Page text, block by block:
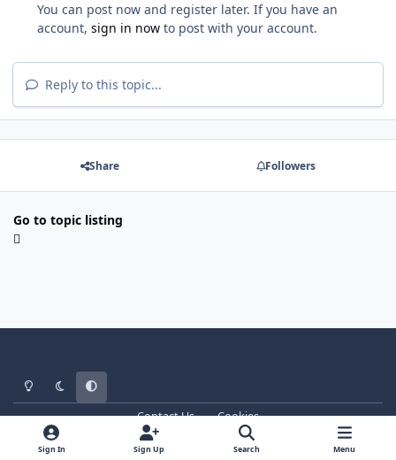
You can post now and register later. If you have an
account, sign in now to post with your account.
Reply to this topic...
Share Followers
Go to topic listing
Light ModeDark ModeSystem Preference
Contact Us
Cookies
WT - http://www.ebattle.net
Powered byInvision Community
Sign In Sign Up Search Menu